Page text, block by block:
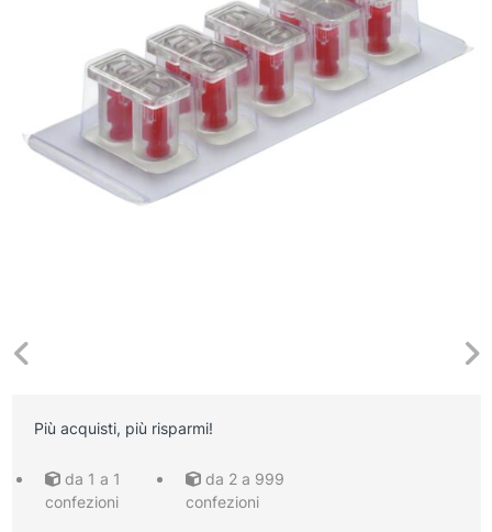
Più acquisti, più risparmi!
da 1 a 1
confezioni
da 2 a 999
confezioni